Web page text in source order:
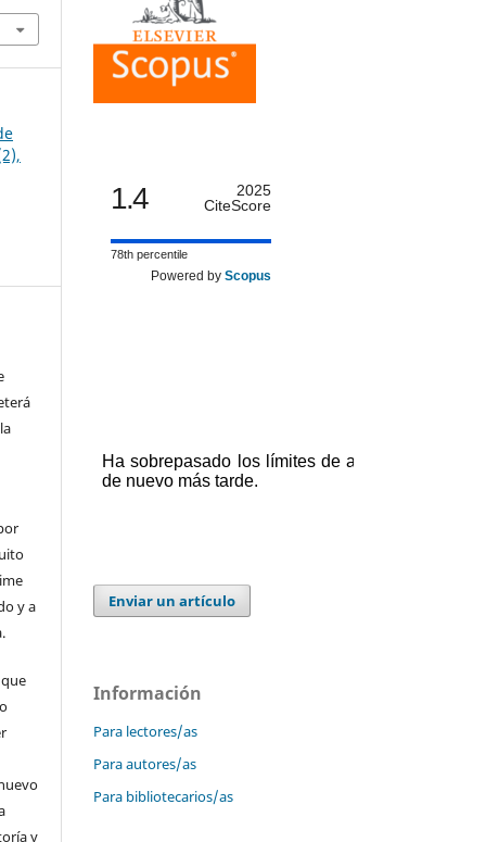
y a
y
1.4
2025
CiteScore
78th percentile
Powered by Scopus
Enviar un artículo
Información
Para lectores/as
Para autores/as
Para bibliotecarios/as